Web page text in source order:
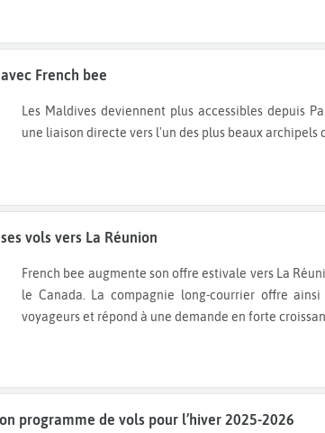
French bee
Les Maldives deviennent plus accessibles depuis Paris-Orly. French bee lance
une liaison directe vers l'un des plus beaux archipels
vols vers La Réunion
French bee augmente son offre estivale vers La Réunion depuis la métropole et
le Canada. La compagnie long-courrier offre
voyageurs et répond à une demande en forte
programme de vols pour l’hiver 2025-2026